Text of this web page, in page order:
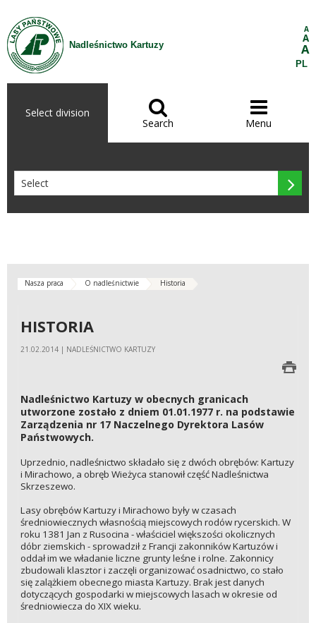
Skip to Content
Nadleśnictwo Kartuzy
A
A
A
PL
Select division 
Search

Menu

Nasza praca O nadleśnictwie Historia
HISTORIA
21.02.2014 | NADLEŚNICTWO KARTUZY
Nadleśnictwo Kartuzy w obecnych granicach
utworzone zostało z dniem 01.01.1977 r. na podstawie
Zarządzenia nr 17 Naczelnego Dyrektora Lasów
Państwowych.
Uprzednio, nadleśnictwo składało się z dwóch obrębów: Kartuzy
i Mirachowo, a obręb Wieżyca stanowił część Nadleśnictwa
Skrzeszewo.
Lasy obrębów Kartuzy i Mirachowo były w czasach
średniowiecznych własnością miejscowych rodów rycerskich. W
roku 1381 Jan z Rusocina - właściciel większości okolicznych
dóbr ziemskich - sprowadził z Francji zakonników Kartuzów i
oddał im we władanie liczne grunty leśne i rolne. Zakonnicy
zbudowali klasztor i zaczęli organizować osadnictwo, co stało
się zalążkiem obecnego miasta Kartuzy. Brak jest danych
dotyczących gospodarki w miejscowych lasach w okresie od
średniowiecza do XIX wieku.